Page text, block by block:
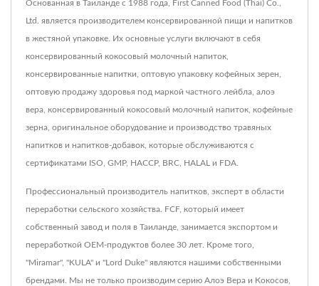
Основанная в Таиланде с 1988 года, First Canned Food (Thai) Co.,
Ltd. является производителем консервированной пищи и напитков
в жестяной упаковке. Их основные услуги включают в себя
консервированный кокосовый молочный напиток,
консервированные напитки, оптовую упаковку кофейных зерен,
оптовую продажу здоровья под маркой частного лейбла, алоэ
вера, консервированный кокосовый молочный напиток, кофейные
зерна, оригинальное оборудование и производство травяных
напитков и напитков-добавок, которые обслуживаются с
сертификатами ISO, GMP, HACCP, BRC, HALAL и FDA.
Профессиональный производитель напитков, эксперт в области
переработки сельского хозяйства. FCF, который имеет
собственный завод и поля в Таиланде, занимается экспортом и
переработкой OEM-продуктов более 30 лет. Кроме того,
"Miramar", "KULA" и "Lord Duke" являются нашими собственными
брендами. Мы не только производим серию Алоэ Вера и Кокосов,